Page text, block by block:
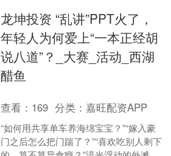
元的成绩暂....
龙坤投资 “乱讲”PPT火了，
年轻人为何爱上“一本正经胡
说八道”？_大赛_活动_西湖
醋鱼
查看： 169 分类：嘉旺配资APP
“如何用共享单车养海绵宝宝？”“嫁入豪
门之后怎么把门踹了？”“喜欢吃别人剩下